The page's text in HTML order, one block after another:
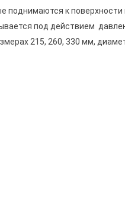
поднимаются к поверхности
под действием
215, 260, 330 мм,